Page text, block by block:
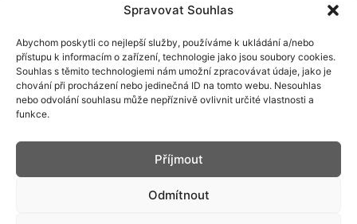
Spravovat Souhlas
Abychom poskytli co nejlepší služby, používáme k ukládání a/nebo
přístupu k informacím o zařízení, technologie jako jsou soubory cookies.
Souhlas s těmito technologiemi nám umožní zpracovávat údaje, jako je
chování při procházení nebo jedinečná ID na tomto webu. Nesouhlas
nebo odvolání souhlasu může nepříznivě ovlivnit určité vlastnosti a
funkce.
Příjmout
Odmítnout
AMBASSADORS AND
ADVERTISEMENTS IN
ARTICLES
HISTORY AND PRESENT
PRIM TODAY
HISTORY OF PRIM
PRODUCTION